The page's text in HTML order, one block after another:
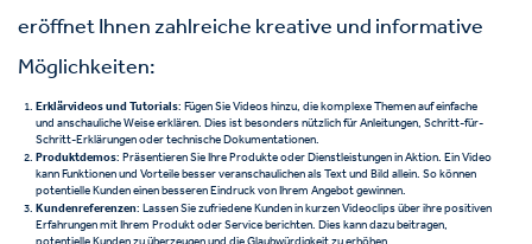
eröffnet Ihnen zahlreiche kreative und informative
Möglichkeiten:
Erklärvideos und Tutorials: Fügen Sie Videos hinzu, die komplexe Themen auf einfache
und anschauliche Weise erklären. Dies ist besonders nützlich für Anleitungen, Schritt-für-
Schritt-Erklärungen oder technische Dokumentationen.
Produktdemos: Präsentieren Sie Ihre Produkte oder Dienstleistungen in Aktion. Ein Video
kann Funktionen und Vorteile besser veranschaulichen als Text und Bild allein. So können
potentielle Kunden einen besseren Eindruck von Ihrem Angebot gewinnen.
Kundenreferenzen: Lassen Sie zufriedene Kunden in kurzen Videoclips über ihre positiven
Erfahrungen mit Ihrem Produkt oder Service berichten. Dies kann dazu beitragen,